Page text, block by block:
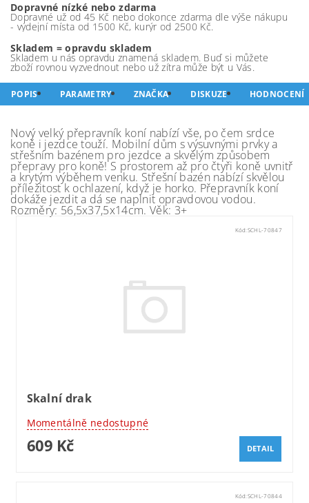
Dopravné nízké nebo zdarma
Dopravné už od 45 Kč nebo dokonce zdarma dle výše nákupu
- výdejní místa od 1500 Kč, kurýr od 2500 Kč.
Skladem = opravdu skladem
Skladem u nás opravdu znamená skladem. Buď si můžete
zboží rovnou vyzvednout nebo už zítra může být u Vás.
POPIS PARAMETRY ZNAČKA DISKUZE HODNOCENÍ
Nový velký přepravník koní nabízí vše, po čem srdce
koně i jezdce touží. Mobilní dům s výsuvnými prvky a
střešním bazénem pro jezdce a skvělým způsobem
přepravy pro koně! S prostorem až pro čtyři koně uvnitř
a krytým výběhem venku. Střešní bazén nabízí skvělou
příležitost k ochlazení, když je horko. Přepravník koní
dokáže jezdit a dá se naplnit opravdovou vodou.
Rozměry: 56,5x37,5x14cm. Věk: 3+
Kód: SCHL-70847
Skalní drak
Momentálně nedostupné
609 Kč DETAIL
Kód: SCHL-70844